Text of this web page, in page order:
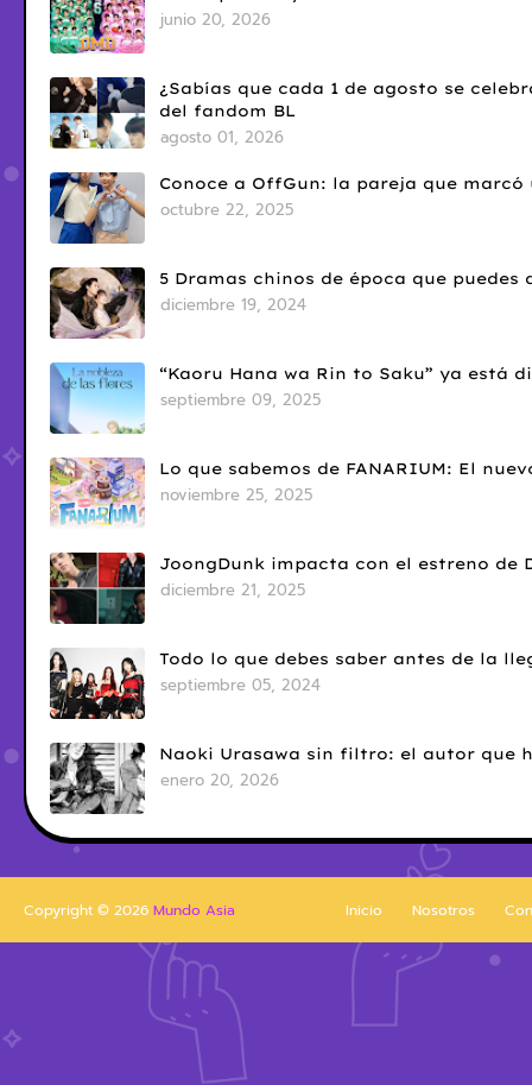
junio 20, 2026
¿Sabías que cada 1 de agosto se
del fandom BL
agosto 01, 2026
Conoce a OffGun: la pareja que
octubre 22, 2025
5 Dramas chinos de época que
diciembre 19, 2024
“Kaoru Hana wa Rin to Saku” ya está
septiembre 09, 2025
Lo que sabemos de FANARIUM: El
noviembre 25, 2025
JoongDunk impacta con el estreno de
diciembre 21, 2025
Todo lo que debes saber antes de la
septiembre 05, 2024
Naoki Urasawa sin filtro: el autor que
enero 20, 2026
Inicio Nosotros
Copyright © 2026 Mundo Asia